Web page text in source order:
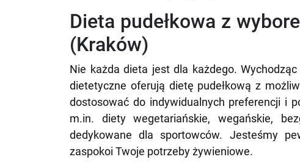
Dieta pudełkowa z
(Kraków)
Nie każda dieta jest dla każdego.
dietetyczne oferują dietę pudełkową z
dostosować do indywidualnych preferencji i
m.in. diety wegetariańskie, wegańskie,
dedykowane dla sportowców. Jesteśmy
zaspokoi Twoje potrzeby żywieniowe.